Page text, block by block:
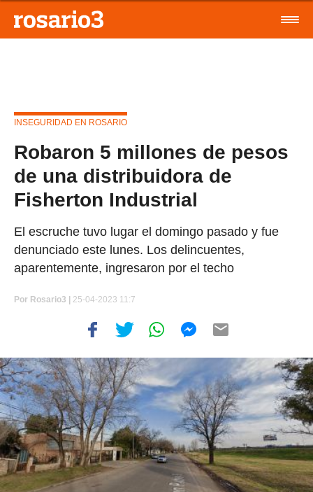
INSEGURIDAD EN ROSARIO
Robaron 5 millones de pesos
de una distribuidora de
Fisherton Industrial
El escruche tuvo lugar el domingo pasado y fue
denunciado este lunes. Los delincuentes,
aparentemente, ingresaron por el techo
Por Rosario3 | 25-04-2023 11:7